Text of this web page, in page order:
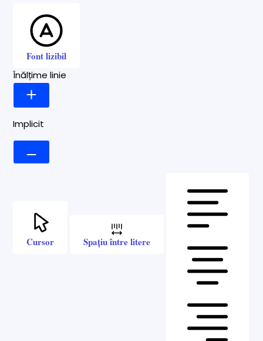
Font lizibil
Înălțime linie
Implicit
Cursor Spațiu între litere